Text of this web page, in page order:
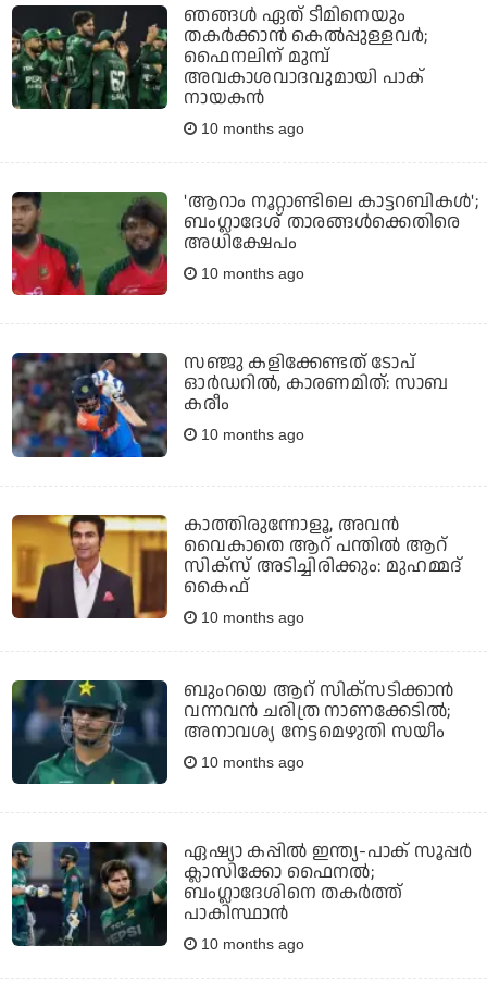
ഞങ്ങള്‍ ഏത് ടീമിനെയും
തകര്‍ക്കാന്‍ കെല്‍പ്പുള്ളവര്‍;
ഫൈനലിന് മുമ്പ്
അവകാശവാദവുമായി പാക്
നായകന്‍
10 months ago
'ആറാം നൂറ്റാണ്ടിലെ കാട്ടറബികള്‍';
ബംഗ്ലാദേശ് താരങ്ങള്‍ക്കെതിരെ
അധിക്ഷേപം
10 months ago
സഞ്ജു കളിക്കേണ്ടത് ടോപ്
ഓര്‍ഡറില്‍, കാരണമിത്: സാബ
കരീം
10 months ago
കാത്തിരുന്നോളൂ, അവൻ
വൈകാതെ ആറ് പന്തിൽ ആറ്
സിക്സ് അടിച്ചിരിക്കും: മുഹമ്മദ്
കൈഫ്
10 months ago
ബുംറയെ ആറ് സിക്‌സടിക്കാന്‍
വന്നവന്‍ ചരിത്ര നാണക്കേടില്‍;
അനാവശ്യ നേട്ടമെഴുതി സയീം
10 months ago
ഏഷ്യാ കപ്പില്‍ ഇന്ത്യ-പാക് സൂപ്പര്‍
ക്ലാസിക്കോ ഫൈനല്‍;
ബംഗ്ലാദേശിനെ തകര്‍ത്ത്
പാകിസ്ഥാന്‍
10 months ago